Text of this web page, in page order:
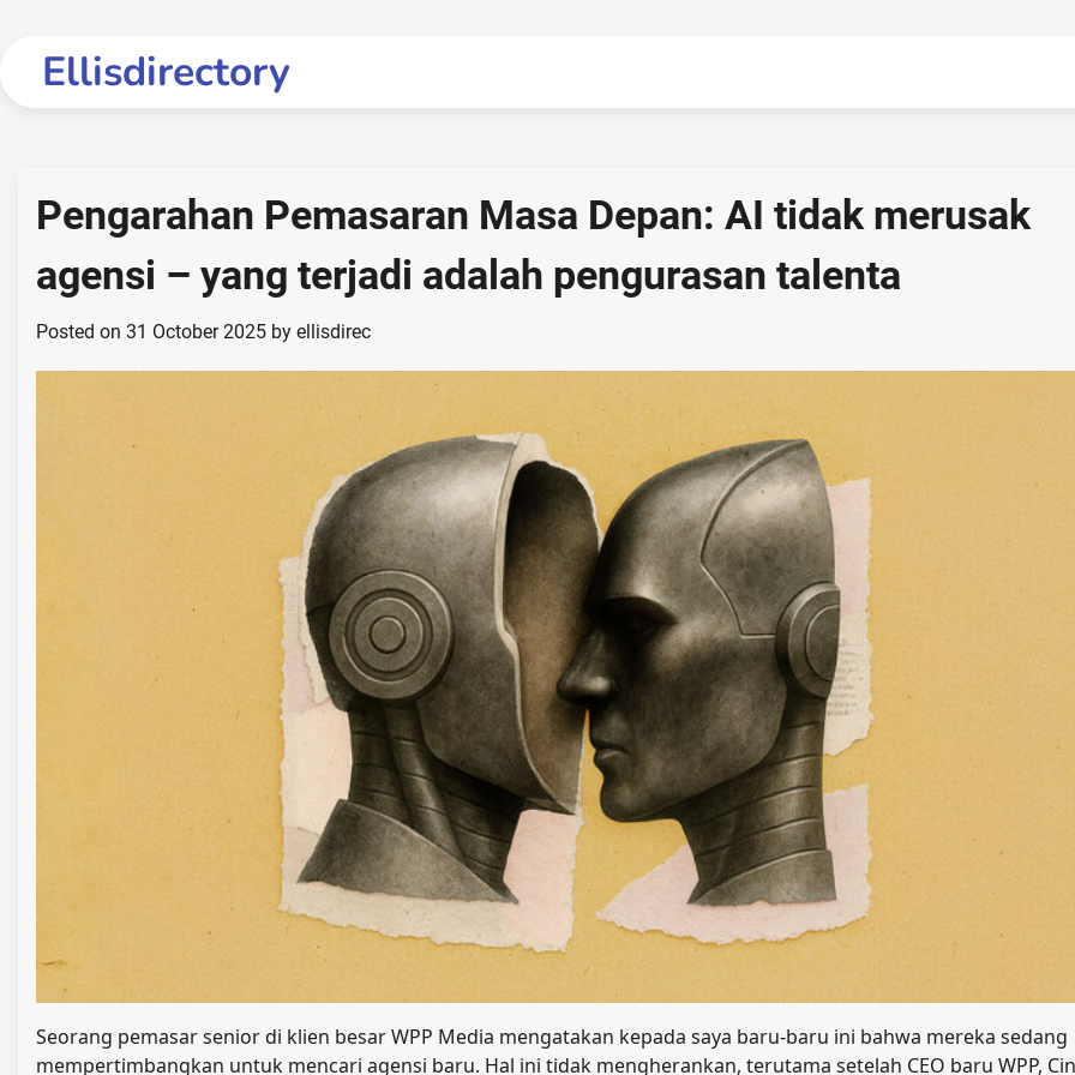
contentEllisdirectory
Pengarahan Pemasaran Masa Depan: AI tidak merusak
agensi – yang terjadi adalah pengurasan talenta
Posted on 31 October 2025 by ellisdirec
Seorang pemasar senior di klien besar WPP Media mengatakan kepada saya baru-baru ini bahwa mereka sedang
mempertimbangkan untuk mencari agensi baru. Hal ini tidak mengherankan, terutama setelah CEO baru WPP,